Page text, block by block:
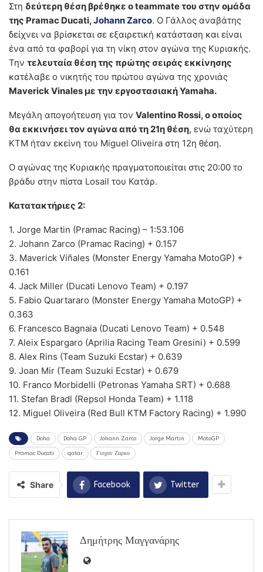
Στη δεύτερη θέση βρέθηκε ο teammate του στην ομάδα
της Pramac Ducati,Johann Zarco. Ο Γάλλος αναβάτης
δείχνει να βρίσκεται σε εξαιρετική κατάσταση και είναι
ένα από τα φαβορί για τη νίκη στον αγώνα της Κυριακής.
Την τελευταία θέση της πρώτης σειράς εκκίνησης
κατέλαβε ο νικητής του πρώτου αγώνα της χρονιάς
Maverick Vinales με την εργοστασιακή Yamaha.
Μεγάλη απογοήτευση για τον Valentino Rossi, ο οποίος
θα εκκινήσει τον αγώνα από τη 21η θέση, ενώ ταχύτερη
KTM ήταν εκείνη του Miguel Oliveira στη 12η θέση.
Ο αγώνας της Κυριακής πραγματοποιείται στις 20:00 το
βράδυ στην πίστα Losail του Κατάρ.
Κατατακτήριες 2:
1. Jorge Martin (Pramac Racing) – 1:53.106
2. Johann Zarco (Pramac Racing) + 0.157
3. Maverick Viñales (Monster Energy Yamaha MotoGP) +
0.161
4. Jack Miller (Ducati Lenovo Team) + 0.197
5. Fabio Quartararo (Monster Energy Yamaha MotoGP) +
0.363
6. Francesco Bagnaia (Ducati Lenovo Team) + 0.548
7. Aleix Espargaro (Aprilia Racing Team Gresini) + 0.599
8. Alex Rins (Team Suzuki Ecstar) + 0.639
9. Joan Mir (Team Suzuki Ecstar) + 0.679
10. Franco Morbidelli (Petronas Yamaha SRT) + 0.688
11. Stefan Bradl (Repsol Honda Team) + 1.118
12. Miguel Oliveira (Red Bull KTM Factory Racing) + 1.990
Doha Doha GP Johann Zarco Jorge Martin MotoGP
Pramac Ducati qatar Γιοχαν Ζαρκο
Share Facebook Twitter
Δημήτρης Μαγγανάρης